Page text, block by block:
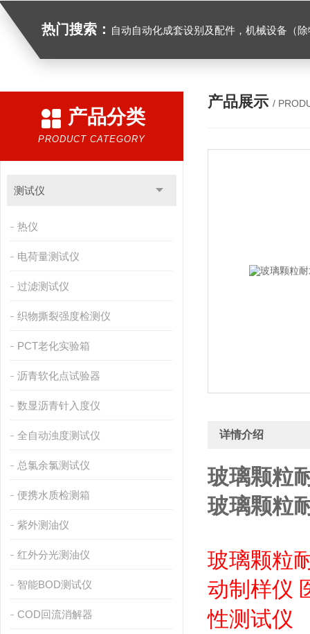
热门搜索： 自动自动化成套设别及配件，机械设备（除特种设备）及配件制造，加工（以上限分支机构经营），设计，批发，零售，模具，五金制品，工具加工（限分支机构经营），设计，批发，零售。五金交电，金属材料，金属制品，不锈钢制品，建筑材料，钢材，橡塑制品，环保设备，润滑剂，汽车配件，摩托车配件的批发，零售。（企业经营涉及行政许可的，凭许可证件经营）化成套设别及配件，机械设备（除特种设
产品分类
PRODUCT CATEGORY
测试仪
热仪
电荷量测试仪
过滤测试仪
织物撕裂强度检测仪
PCT老化实验箱
沥青软化点试验器
数显沥青针入度仪
全自动浊度测试仪
总氯余氯测试仪
便携水质检测箱
紫外测油仪
红外分光测油仪
智能BOD测试仪
COD回流消解器
产品展示 /
详情介绍
玻璃颗粒
玻璃颗粒
玻璃颗粒
动制样仪
性测试仪